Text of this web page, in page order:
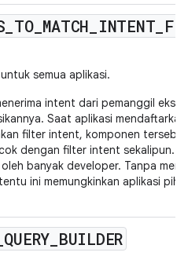
TO_ MATCH INTENT
semua aplikasi.
intent dari pemanggil
Saat aplikasi
filter intent, komponen
dengan filter intent sekalipun.
banyak developer. Tanpa
ini memungkinkan aplikasi
QUERY BUILDER